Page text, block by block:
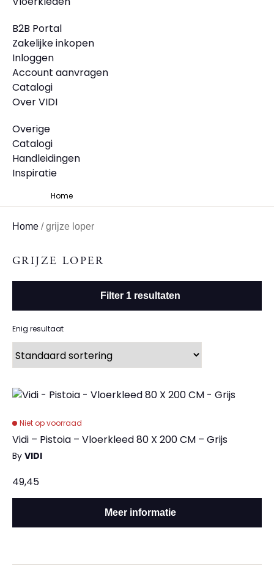
B2B Portal
Zakelijke inkopen
Inloggen
Account aanvragen
Catalogi
Over VIDI
Overige
Catalogi
Handleidingen
Inspiratie
Home
Home /grijze loper
GRIJZE LOPER
Filter 1resultaten
Enig resultaat
Niet op voorraad
Vidi – Pistoia – Vloerkleed 80 X 200 CM – Grijs
By VIDI
49,45
Meer informatie